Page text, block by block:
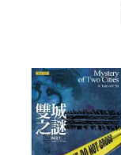
周洪宇，劉
唐浩明著(1)
蘇州大學出版
誠文堂新光社